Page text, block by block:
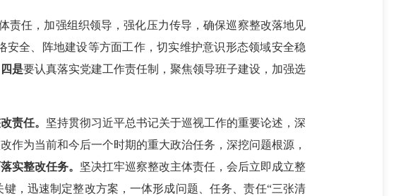
责任，加强组织领导，强化压力传导，确保巡察整改落地见
全、阵地建设等方面工作，切实维护意识形态领域安全稳
四是要认真落实党建工作责任制，聚焦领导班子建设，加强选
责任。 坚持贯彻习近平总书记关于巡视工作的重要论述，深
为当前和今后一个时期的重大政治任务，深挖问题根源，
实整改任务。 坚决扛牢巡察整改主体责任，会后立即成立整
，迅速制定整改方案，一体形成问题、任务、责任“三张清